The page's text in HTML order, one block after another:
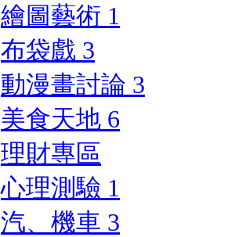
繪圖藝術 1
布袋戲 3
動漫畫討論 3
美食天地 6
理財專區
心理測驗 1
汽、機車 3